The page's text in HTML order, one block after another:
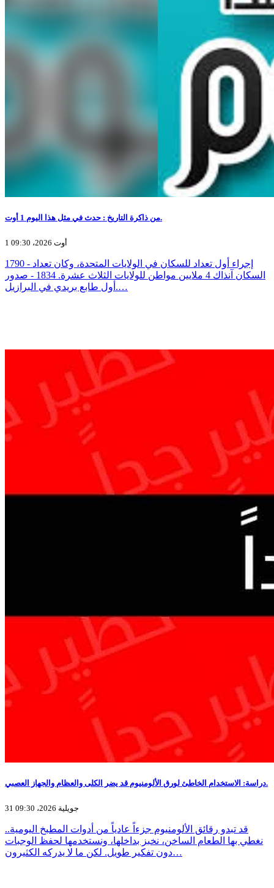
من ذاكرة التاريخ : حدث في مثل هذا اليوم 1 أوت.
1 أوت 2026، 09:30
1790 - إجراء أول تعداد للسكان في الولايات المتحدة، وكان تعداد
السكان آنذاك 4 ملايين مواطن للولايات الثلاث عشرة. 1834 - صدور
أول طابع بريدي في البرازيل.…
دراسة: الاستخدام الخاطئ لورق الألومنيوم قد يضر الكلى والعظام والجهاز العصبي.
31 جويلية 2026، 09:30
قد تبدو رقائق الألومنيوم جزءاً عادياً من أدوات المطبخ اليومية..
نغطي بها الطعام الساخن، نخبز بداخلها، ونستخدمها لحفظ الوجبات
دون تفكير طويل. لكن ما لا يدركه الكثيرون…